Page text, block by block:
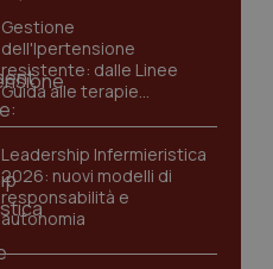
Gestione
dell'Ipertensione
resistente: dalle Linee
Guida alle terapie
innovative
Leadership Infermieristica
2026: nuovi modelli di
responsabilità e
autonomia